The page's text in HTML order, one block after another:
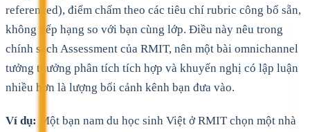
referenced), điểm chấm theo các tiêu chí rubric công bố sẵn,
không xếp hạng so với bạn cùng lớp. Điều này nêu trong
chính sách Assessment của RMIT, nên một bài omnichannel
tưởng thưởng phân tích tích hợp và khuyến nghị có lập luận
nhiều hơn là lượng bối cảnh kênh bạn đưa vào.
Ví dụ:
Một bạn nam du học sinh Việt ở RMIT chọn một nhà